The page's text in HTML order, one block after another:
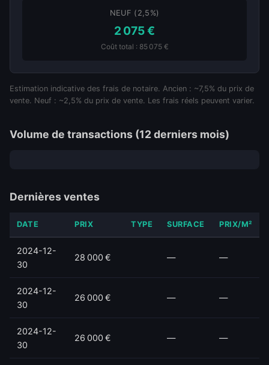
NEUF (2,5%)
2 075 €
Coût total : 85 075 €
Estimation indicative des frais de notaire. Ancien : ~7,5% du prix de
vente. Neuf : ~2,5% du prix de vente. Les frais réels peuvent varier.
Volume de transactions (12 derniers mois)
Dernières ventes
DATE PRIX TYPE SURFACE PRIX/M²
2024-12-
30
28 000 € — —
2024-12-
30
26 000 € — —
2024-12-
30
26 000 € — —